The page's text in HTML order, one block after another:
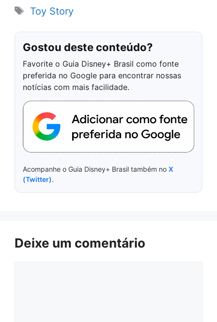
Tags
Toy Story
Gostou deste conteúdo?
Favorite o Guia Disney+ Brasil como fonte
preferida no Google para encontrar nossas
notícias com mais facilidade.
Acompanhe o Guia Disney+ Brasil também no X
(Twitter).
Deixe um comentário